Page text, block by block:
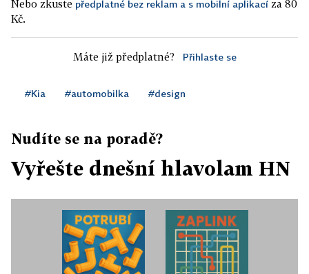
Nebo zkuste předplatné bez reklam a s mobilní aplikací za 80
Kč.
Máte již předplatné? Přihlaste se
#Kia #automobilka #design
Nudíte se na poradě?
Vyřešte dnešní hlavolam HN